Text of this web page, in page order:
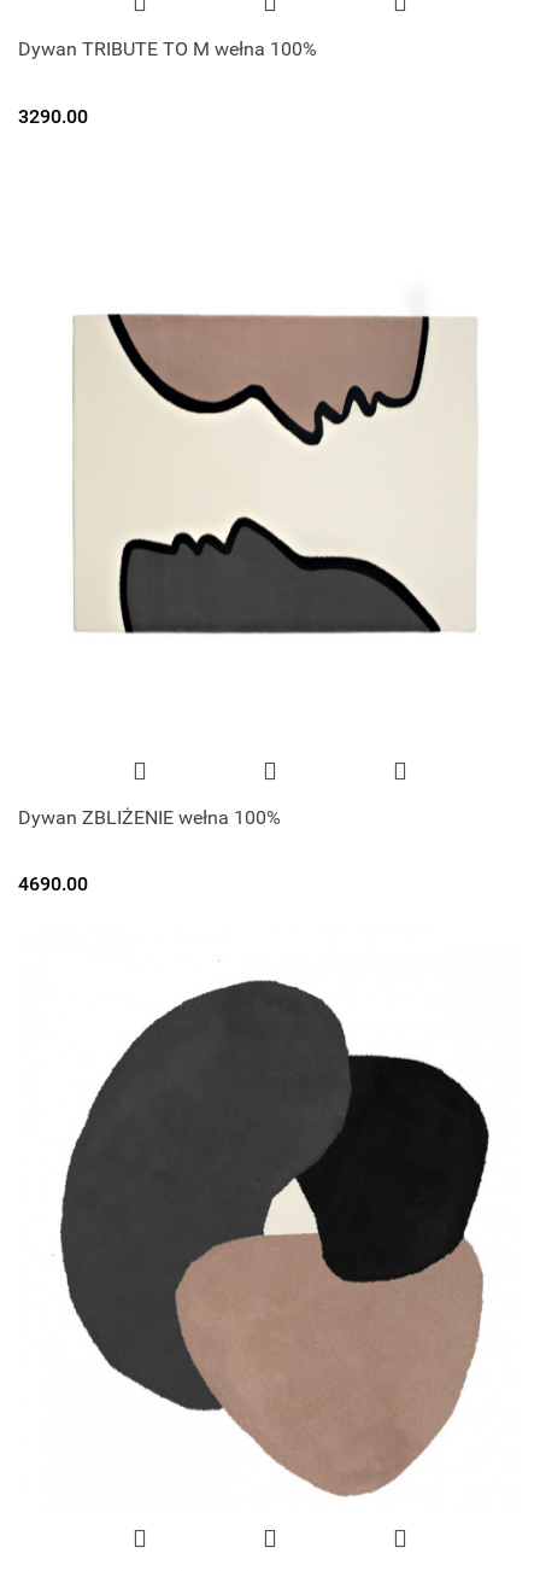
Dywan TRIBUTE TO M wełna 100%
3290.00
Dywan ZBLIŻENIE wełna 100%
4690.00